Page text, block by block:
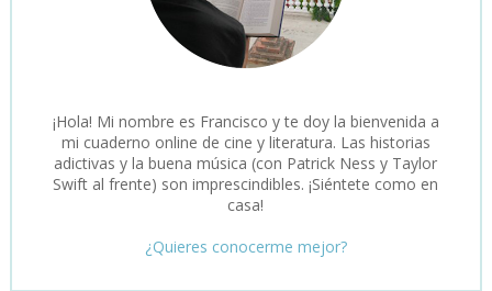
¡Hola! Mi nombre es Francisco y te doy la bienvenida a
mi cuaderno online de cine y literatura. Las historias
adictivas y la buena música (con Patrick Ness y Taylor
Swift al frente) son imprescindibles. ¡Siéntete como en
casa!
¿Quieres conocerme mejor?